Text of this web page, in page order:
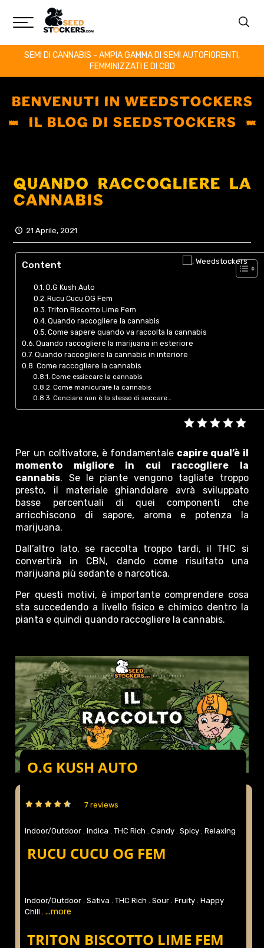
SEMI DI CANNABIS - AMPIA GAMMA DI SEMI AUTOFIORENTI,
FEMMINIZZATI E DI CBD
BENVENUTI IN WEEDSTOCKERS
IL BLOG DI SEEDSTOCKERS
QUANDO RACCOGLIERE LA
CANNABIS
21 Aprile, 2021
Content
O.G Kush Auto
Rucu Cucu OG Fem
Triton Biscotto Lime Fem
Quando raccogliere la cannabis
Come sapere quando va raccolta la cannabis
Quando raccogliere la marijuana in esteriore
Quando raccogliere la cannabis in interiore
Come raccogliere la cannabis
Come essiccare la cannabis
Come manicurare la cannabis
Conciare non è lo stesso di seccare…
Per un coltivatore, è fondamentale capire qual’è il
momento migliore in cui raccogliere la
cannabis. Se le piante vengono tagliate troppo
presto, il materiale ghiandolare avrà sviluppato
basse percentuali di quei componenti che
arricchiscono di sapore, aroma e potenza la
marijuana.
Dall’altro lato, se raccolta troppo tardi, il THC si
convertirà in CBN, dando come risultato una
marijuana più sedante e narcotica.
Per questi motivi, è importante comprendere cosa
sta succedendo a livello fisico e chimico dentro la
pianta e quindi quando raccogliere la cannabis.
O.G KUSH AUTO
7 reviews
Indoor/Outdoor .Indica .THC Rich .Candy .Spicy .Relaxing
RUCU CUCU OG FEM
Indoor/Outdoor .Sativa .THC Rich .Sour .Fruity .Happy
Chill ....more
TRITON BISCOTTO LIME FEM